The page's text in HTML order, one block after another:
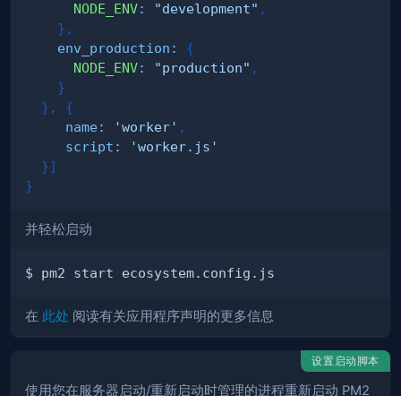
NODE_ENV: "development" ,
} ,
env_production :
{
NODE_ENV: "production" ,
}
} ,
{
name: 'worker' ,
script :
'worker.js'
}]
}
并轻松启动
在 此处 阅读有关应用程序声明的更多信息
设置启动脚本
使用您在服务器启动/重新启动时管理的进程重新启动 PM2